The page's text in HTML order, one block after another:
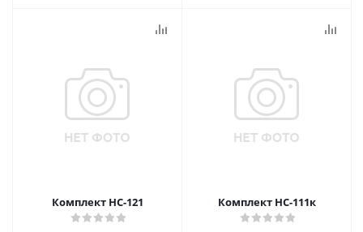
Комплект НС-121 Комплект НС-111к